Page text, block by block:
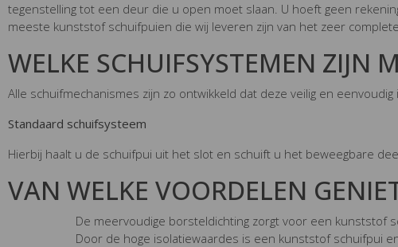
tegenstelling tot een deur die u open moet slaan. U hoeft geen
meeste kunststof schuifpuien die wij leveren zijn van het zeer
WELKE SCHUIFSYSTEMEN ZIJN
Alle schuifmechanismes zijn zo ontwikkeld dat deze veilig en
Standaard schuifsysteem
Hierbij haalt u de schuifpui uit het slot en schuift u het beweegbare
VAN WELKE VOORDELEN
De meervoudige borsteldichting zorgt voor een kunststof
Door de hoge isolatiewaardes is een kunststof schuifpui